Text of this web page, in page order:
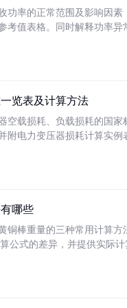
功率的正常范围及影响因
考值表格。同时解释功率
览表及计算方法
空载损耗、负载损耗的国家
附电力变压器损耗计算实
哪些
铜棒重量的三种常用计算
公式的差异，并提供实际